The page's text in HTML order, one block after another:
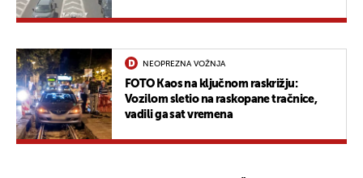
NEOPREZNA VOŽNJA
FOTO Kaos na ključnom raskrižju:
Vozilom sletio na raskopane tračnice,
vadili ga sat vremena